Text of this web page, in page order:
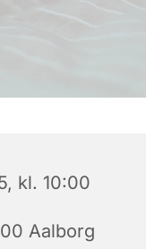
kl. 10:00
Aalborg